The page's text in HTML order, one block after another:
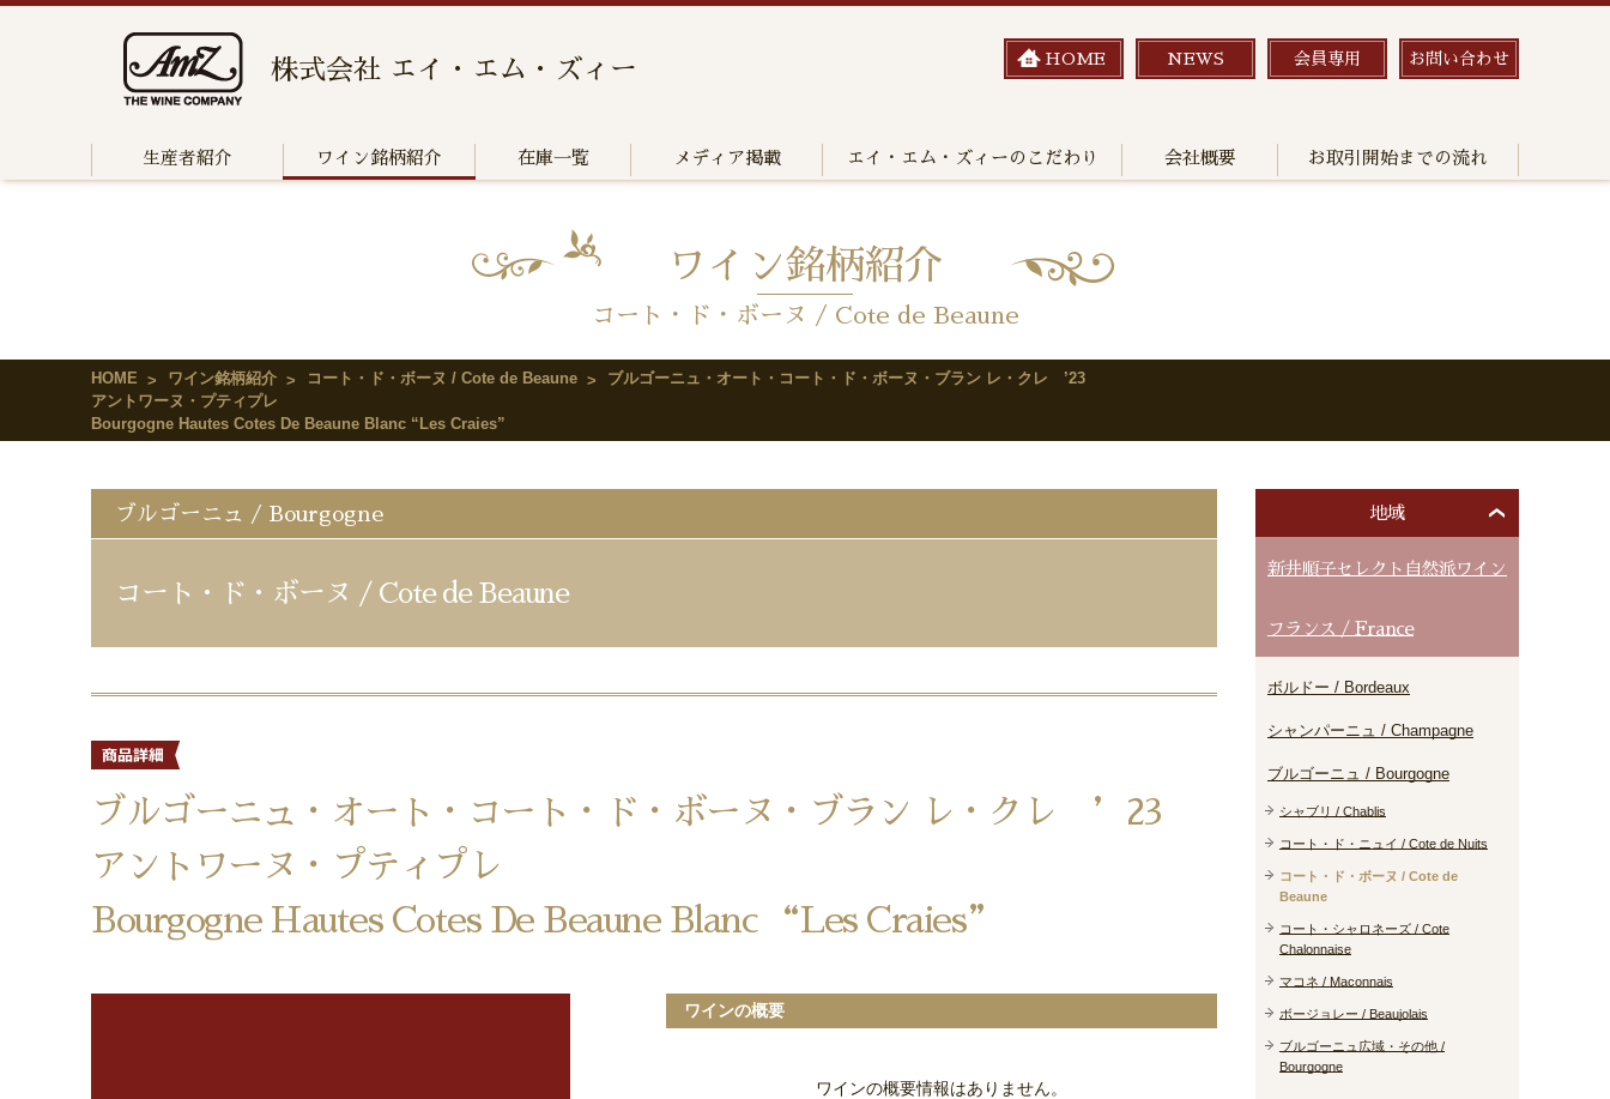
株式会社 エイ・エム・ズィー HOME NEWS 会員専用 お問い合わせ
生産者紹介 ワイン銘柄紹介 在庫一覧 メディア掲載 エイ・エム・ズィーのこだわり 会社概要 お取引開始までの流れ
ワイン銘柄紹介
コート・ド・ボーヌ / Cote de Beaune
HOME ワイン銘柄紹介 コート・ド・ボーヌ / Cote de Beaune
ブルゴーニュ・オート・コート・ド・ボーヌ・ブラン レ・クレ ’23
アントワーヌ・プティプレ
Bourgogne Hautes Cotes De Beaune Blanc “Les Craies”
ブルゴーニュ / Bourgogne
コート・ド・ボーヌ / Cote de Beaune
ブルゴーニュ・オート・コート・ド・ボーヌ・ブラン レ・クレ ’23
アントワーヌ・プティプレ
Bourgogne Hautes Cotes De Beaune Blanc “Les Craies”
ワインの概要
ワインの概要情報はありません。
地域
新井順子セレクト自然派ワイン
フランス / France
ボルドー / Bordeaux
シャンパーニュ / Champagne
ブルゴーニュ / Bourgogne
シャブリ / Chablis
コート・ド・ニュイ / Cote de Nuits
コート・ド・ボーヌ / Cote de
Beaune
コート・シャロネーズ / Cote
Chalonnaise
マコネ / Maconnais
ボージョレー / Beaujolais
ブルゴーニュ広域・その他 /
Bourgogne